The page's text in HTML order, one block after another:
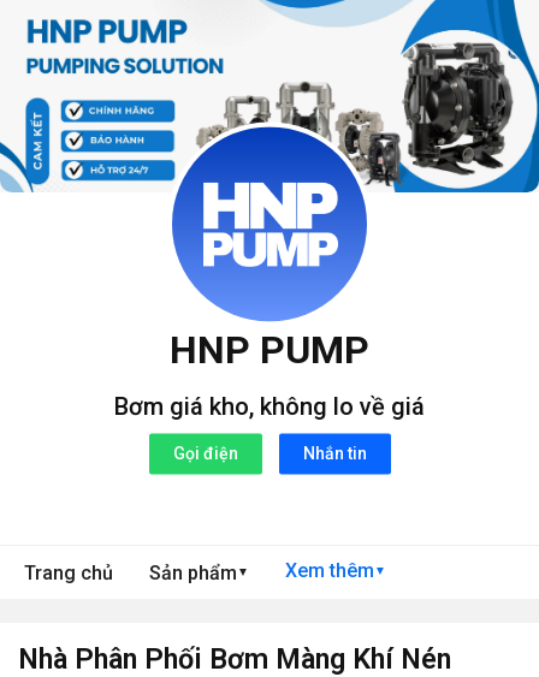
qua
dung
HNP PUMP
Bơm giá kho, không lo về giá
Gọi điện Nhắn tin
Trang chủ Sản phẩm ▼ Xem thêm ▼
Nhà Phân Phối Bơm Màng Khí Nén